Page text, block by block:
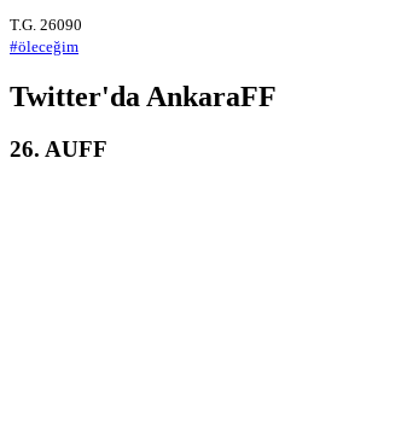
T.G. 26090
#öleceğim
Twitter'da AnkaraFF
26. AUFF